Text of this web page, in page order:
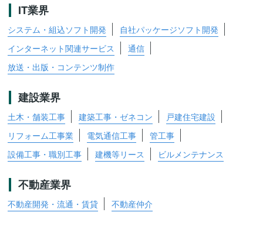
IT業界
システム・組込ソフト開発
自社パッケージソフト開発
インターネット関連サービス
通信
放送・出版・コンテンツ制作
建設業界
土木・舗装工事 建築工事・ゼネコン
戸建住宅建設
リフォーム工事業
電気通信工事
管工事
設備工事・職別工事
建機等リース ビルメンテナンス
不動産業界
不動産開発・流通・賃貸 不動産仲介